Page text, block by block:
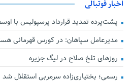
اخبار فوتبالی
پشت‌پرده تمدید قرارداد پرسپولیس با
مدیرعامل سپاهان: در کورس قهرمانی
روزهای تلخ صلاح در لیگ جزیره
رسمی؛ بختیاری‌زاده سرمربی استقلال شد